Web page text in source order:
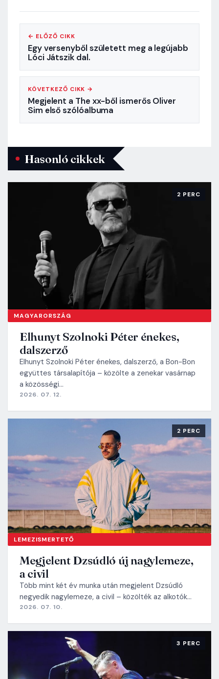
← ELŐZŐ CIKK
Egy versenyből született meg a legújabb
Lóci Játszik dal.
KÖVETKEZŐ CIKK →
Megjelent a The xx-ből ismerős Oliver
Sim első szólóalbuma
Hasonló cikkek
MAGYARORSZÁG
2 PERC
Elhunyt Szolnoki Péter énekes,
dalszerző
Elhunyt Szolnoki Péter énekes, dalszerző, a Bon-Bon
együttes társalapítója – közölte a zenekar vasárnap
a közösségi…
2026. 07. 12.
LEMEZISMERTETŐ
2 PERC
Megjelent Dzsúdló új nagylemeze,
a civil
Több mint két év munka után megjelent Dzsúdló
negyedik nagylemeze, a civil – közölték az alkotók…
2026. 07. 10.
3 PERC